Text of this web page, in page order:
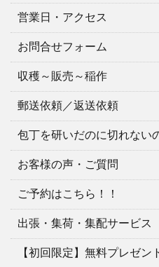
営業日・アクセス
お問合せフォーム
収穫～販売～稲作
郵送依頼／返送依頼
包丁を研いだのに切れない
お客様の声・ご質問
ご予約はこちら！！
出張・集荷・集配サービス
【初回限定】無料プレゼン